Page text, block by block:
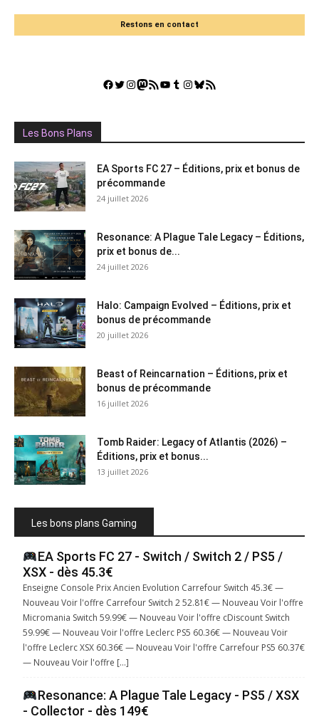
Restons en contact
Facebook
Twitter
Instagram
Mastodon
Flux RSSYouTube
Tumblr
Instagram
Bluesky
GestGame
Les Bons Plans
EA Sports FC 27 – Éditions, prix et bonus de
précommande
24 juillet 2026
Resonance: A Plague Tale Legacy – Éditions,
prix et bonus de...
24 juillet 2026
Halo: Campaign Evolved – Éditions, prix et
bonus de précommande
20 juillet 2026
Beast of Reincarnation – Éditions, prix et
bonus de précommande
16 juillet 2026
Tomb Raider: Legacy of Atlantis (2026) –
Éditions, prix et bonus...
13 juillet 2026
Les bons plans Gaming
EA Sports FC 27 - Switch / Switch 2 / PS5 /
XSX - dès 45.3€
Enseigne Console Prix Ancien Evolution Carrefour Switch 45.3€ —
Nouveau Voir l'offre Carrefour Switch 2 52.81€ — Nouveau Voir l'offre
Micromania Switch 59.99€ — Nouveau Voir l'offre cDiscount Switch
59.99€ — Nouveau Voir l'offre Leclerc PS5 60.36€ — Nouveau Voir
l'offre Leclerc XSX 60.36€ — Nouveau Voir l'offre Carrefour PS5 60.37€
— Nouveau Voir l'offre […]
Resonance: A Plague Tale Legacy - PS5 / XSX
- Collector - dès 149€